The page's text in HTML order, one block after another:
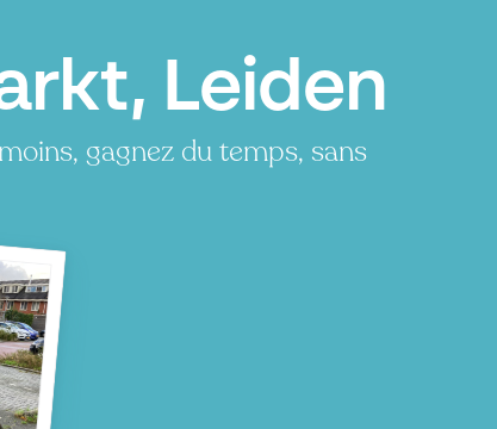
Leiden
gagnez du temps, sans